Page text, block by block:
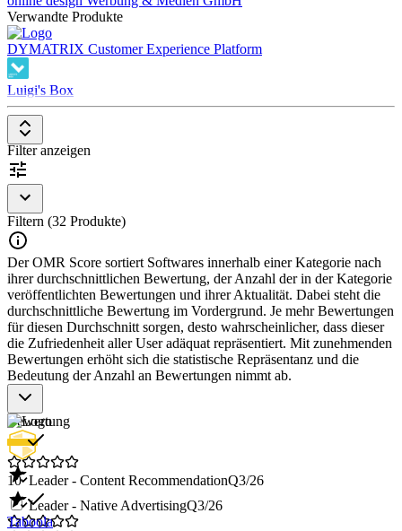
Content Marketings, eignet sich sowohl für große als auch für
kleinere Unternehmen und richtet ihr Angebot sowohl an Agenturen
als auch an Werbetreibende direkt.
Verwandte Produkte
DYMATRIX Customer Experience Platform
Luigi's Box
Filter anzeigen
Filtern (32 Produkte)
Der OMR Score sortiert Softwares innerhalb einer Kategorie nach
ihrer durchschnittlichen Bewertung, der Anzahl der in der Kategorie
veröffentlichten Bewertungen und ihrer Aktualität. Dabei steht die
durchschnittliche Bewertung im Vordergrund. Je mehr Bewertungen
für diesen Durchschnitt sorgen, desto wahrscheinlicher, dass dieser
die Zufriedenheit aller User adäquat repräsentiert. Mit zunehmenden
Bewertungen erhöht sich die statistische Repräsentanz und die
Bedeutung der Anzahl an Bewertungen nimmt ab.
Bewertung
10 Leader - Content RecommendationQ3/26
Leader - Native AdvertisingQ3/26
Taboola